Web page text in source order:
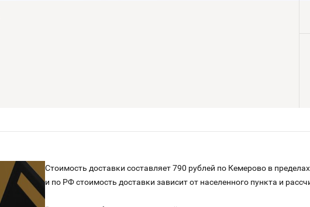
Стоимость доставки составляет 790 рублей по Кемерово в
и по РФ стоимость доставки зависит от населенного пункта и